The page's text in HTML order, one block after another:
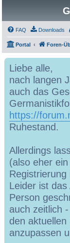
FAQ Downloads
Portal Foren-
Liebe alle,
nach langen
auch das
https://
Ruhestand.
Allerdings
(also eher
Leider ist
Person
auch zeitlich
den aktuellen
anzupassen